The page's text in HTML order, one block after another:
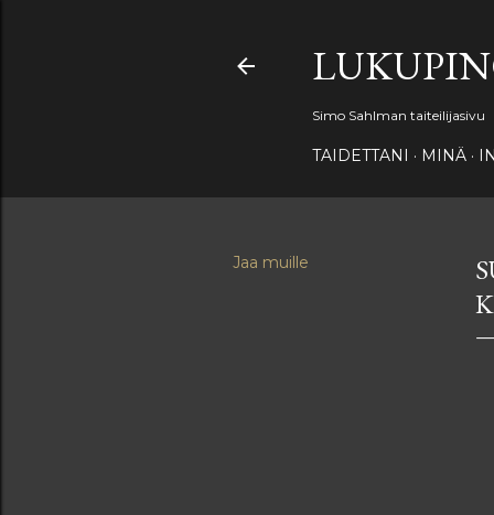
Simo Sahlman taiteilijasivu
TAIDETTANI MINÄ
Jaa muille